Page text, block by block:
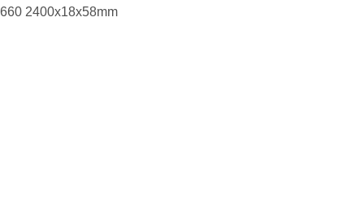
660 2400x18x58mm